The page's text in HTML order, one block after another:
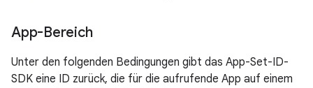
App-Bereich
Unter den folgenden Bedingungen gibt das App-Set-ID-
SDK eine ID zurück, die für die aufrufende App auf einem